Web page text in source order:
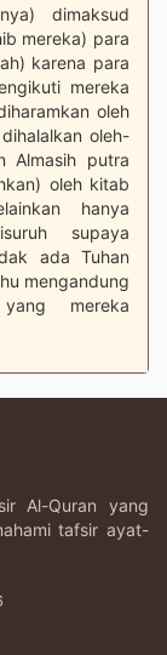
dimaksud
mereka) para
karena para
mereka
oleh
oleh-
Almasih putra
oleh kitab
hanya
supaya
ada Tuhan
mengandung
mereka
Al-Quran yang
tafsir ayat-